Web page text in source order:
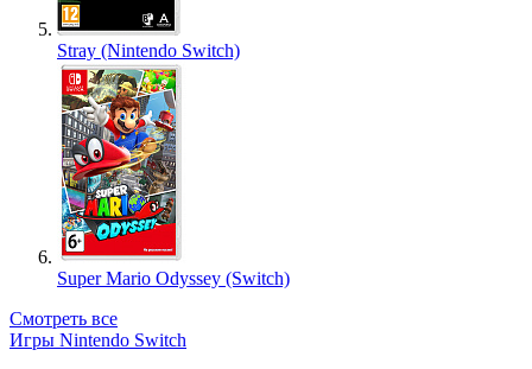
Stray (Nintendo Switch)
Super Mario Odyssey (Switch)
Смотреть все
Игры Nintendo Switch